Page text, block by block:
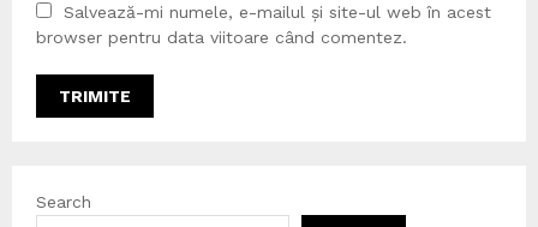
Salvează-mi numele, e-mailul și site-ul web în acest
browser pentru data viitoare când comentez.
Search